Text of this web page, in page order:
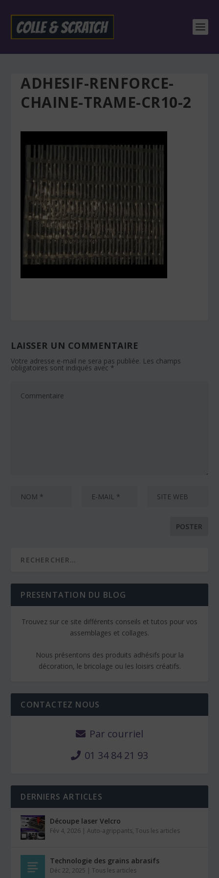
ADHESIF-RENFORCE-
CHAINE-TRAME-CR10-2
LAISSER UN COMMENTAIRE
Votre adresse e-mail ne sera pas publiée. Les champs
obligatoires sont indiqués avec *
PRESENTATION DU BLOG
Trouvez sur ce site différents conseils et tutos pour vos
assemblages et collages.
Nous présentons des produits adhésifs pour la
décoration, le bricolage ou les loisirs créatifs.
CONTACTEZ NOUS
Par courriel
01 34 84 21 93
DERNIERS ARTICLES
Découpe laser Velcro
Fév 4, 2026 |Auto-agrippants,Tous les articles
Technologie des grains abrasifs
Déc 22, 2025 |Tous les articles